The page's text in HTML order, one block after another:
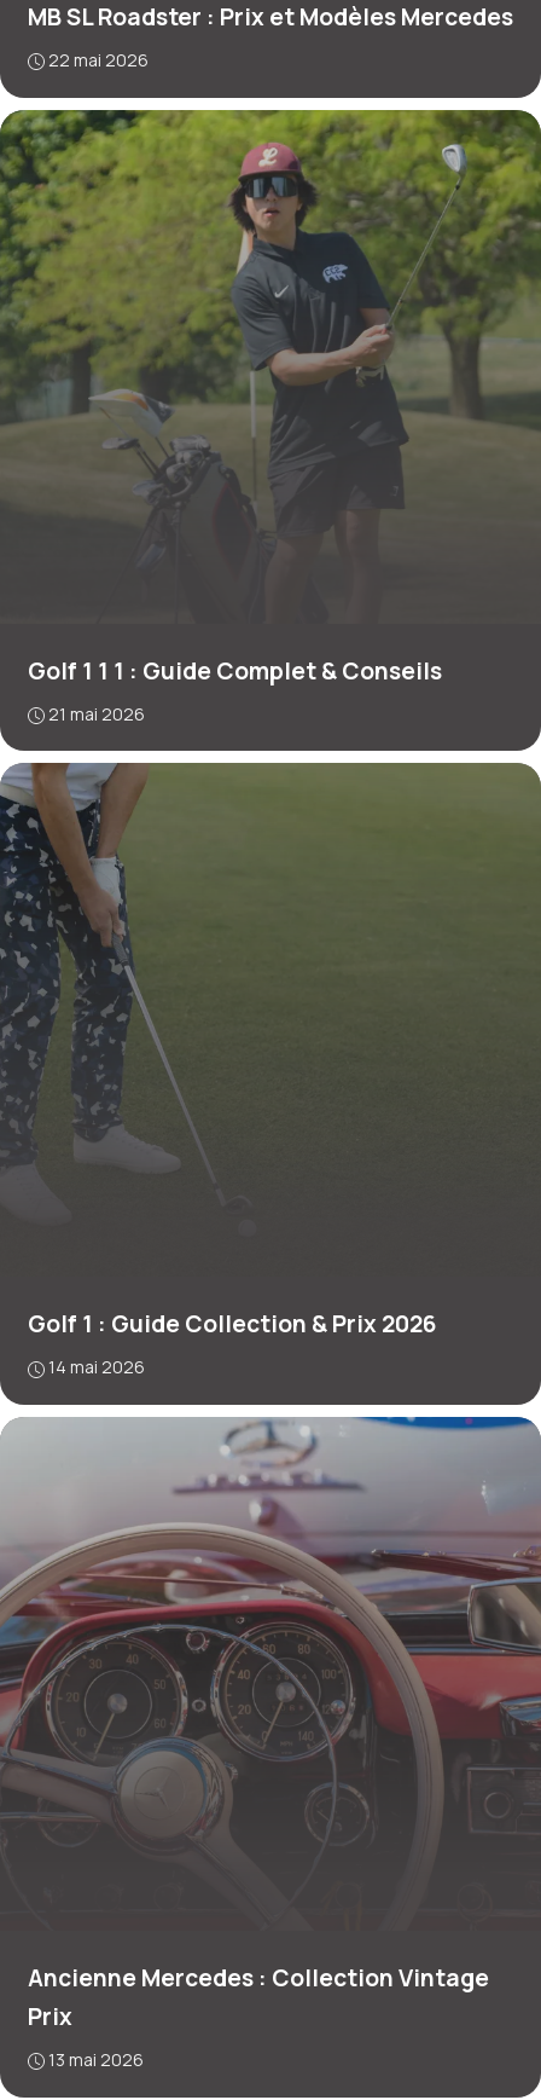
MB SL Roadster : Prix et Modèles Mercedes
22 mai 2026
Golf 1 1 1 : Guide Complet & Conseils
21 mai 2026
Golf 1 : Guide Collection & Prix 2026
14 mai 2026
Ancienne Mercedes : Collection Vintage
Prix
13 mai 2026